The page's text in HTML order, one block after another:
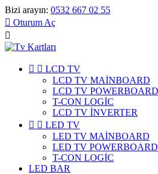
Bizi arayın: 0532 667 02 55
 Oturum Aç

  LCD TV
LCD TV MAİNBOARD
LCD TV POWERBOARD
T-CON LOGİC
LCD TV İNVERTER
  LED TV
LED TV MAİNBOARD
LED TV POWERBOARD
T-CON LOGİC
LED BAR